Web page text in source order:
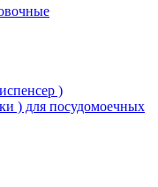
)
) для посудомоечных